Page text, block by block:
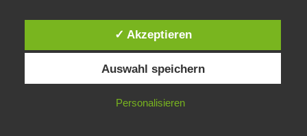
Sextortion (deutsch)
Diese Website verwendet Cookies. Durch die weitere Nutzung dieser
Website stimmst du der Verwendung von Cookies zu.
IN ORDNUNG
✓ Akzeptieren
Auswahl speichern
Personalisieren